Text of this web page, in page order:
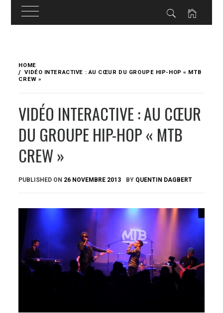
content
HOME
VIDÉO INTERACTIVE : AU CŒUR DU GROUPE HIP-HOP « MTB
CREW »
VIDÉO INTERACTIVE : AU CŒUR
DU GROUPE HIP-HOP « MTB
CREW »
PUBLISHED ON 26 NOVEMBRE 2013 BY QUENTIN DAGBERT